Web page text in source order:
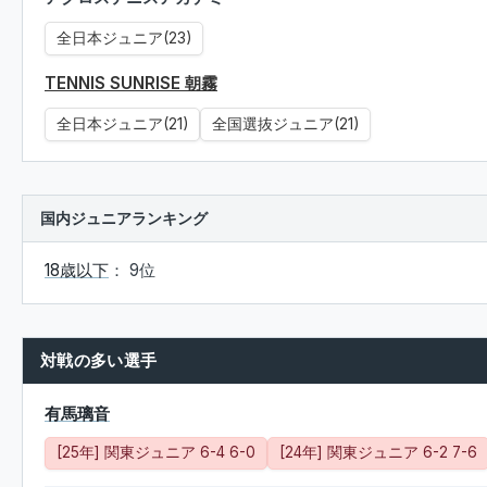
全日本ジュニア(23)
TENNIS SUNRISE 朝霧
全日本ジュニア(21) 全国選抜ジュニア(21)
国内ジュニアランキング
18歳以下 ： 9位
対戦の多い選手
有馬璃音
[25年] 関東ジュニア 6-4 6-0 [24年] 関東ジュニア 6-2 7-6